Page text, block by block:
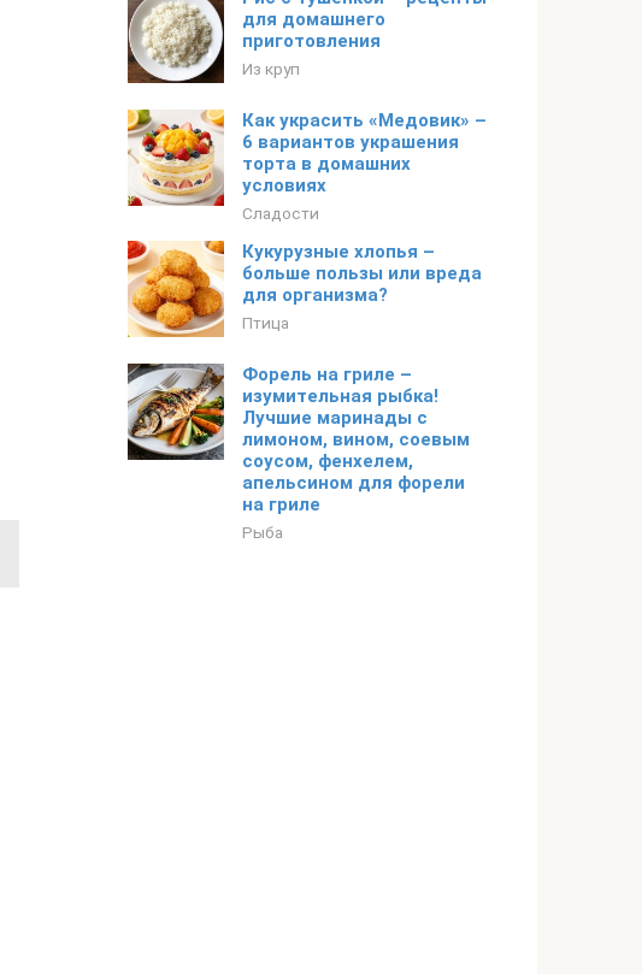
для домашнего
приготовления
Из круп
Как украсить «Медовик» –
6 вариантов украшения
торта в домашних
условиях
Сладости
Кукурузные хлопья –
больше пользы или вреда
для организма?
Птица
Форель на гриле –
изумительная рыбка!
Лучшие маринады с
лимоном, вином, соевым
соусом, фенхелем,
апельсином для форели
на гриле
Рыба